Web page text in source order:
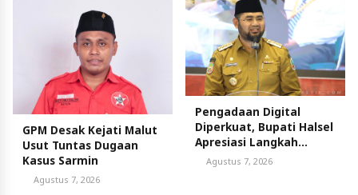
GPM Desak Kejati Malut
Usut Tuntas Dugaan
Kasus Sarmin
Agustus 7, 2026
Pengadaan Digital
Diperkuat, Bupati Halsel
Apresiasi Langkah
Pemprov Malut
Agustus 7, 2026